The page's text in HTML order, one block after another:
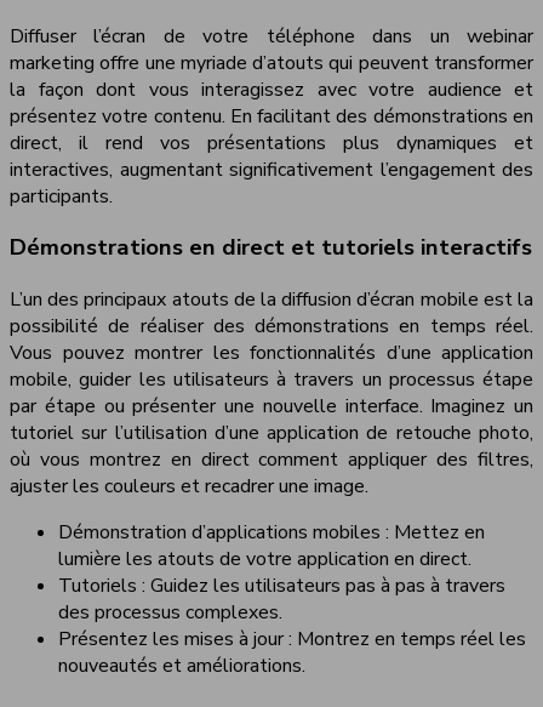
Diffuser l’écran de votre téléphone dans un webinar
marketing offre une myriade d’atouts qui peuvent transformer
la façon dont vous interagissez avec votre audience et
présentez votre contenu. En facilitant des démonstrations en
direct, il rend vos présentations plus dynamiques et
interactives, augmentant significativement l’engagement des
participants.
Démonstrations en direct et tutoriels interactifs
L’un des principaux atouts de la diffusion d’écran mobile est la
possibilité de réaliser des démonstrations en temps réel.
Vous pouvez montrer les fonctionnalités d’une application
mobile, guider les utilisateurs à travers un processus étape
par étape ou présenter une nouvelle interface. Imaginez un
tutoriel sur l’utilisation d’une application de retouche photo,
où vous montrez en direct comment appliquer des filtres,
ajuster les couleurs et recadrer une image.
Démonstration d’applications mobiles : Mettez en
lumière les atouts de votre application en direct.
Tutoriels : Guidez les utilisateurs pas à pas à travers
des processus complexes.
Présentez les mises à jour : Montrez en temps réel les
nouveautés et améliorations.